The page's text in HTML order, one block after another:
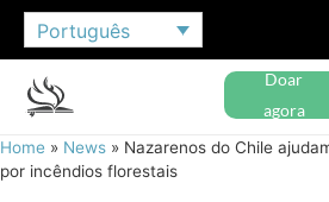
Português
Doar
agora
Home » News » Nazarenos do Chile
por incêndios florestais